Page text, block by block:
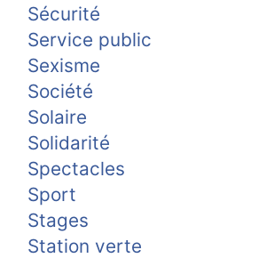
Sécurité
Service public
Sexisme
Société
Solaire
Solidarité
Spectacles
Sport
Stages
Station verte